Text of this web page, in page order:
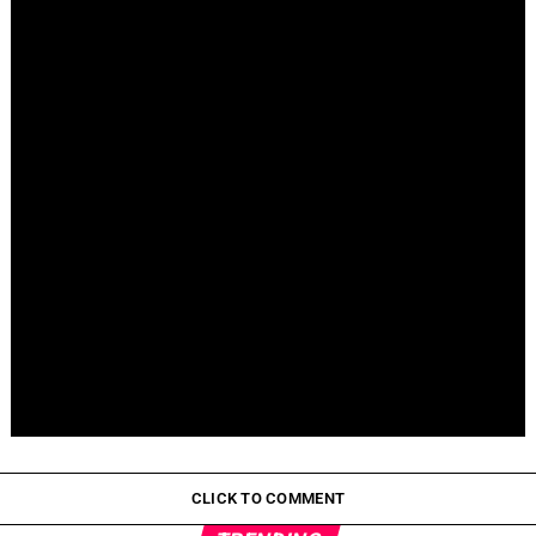
Pepeto Preventa: ¿Por Qué Está Ganando Popularidad?
CLICK TO COMMENT